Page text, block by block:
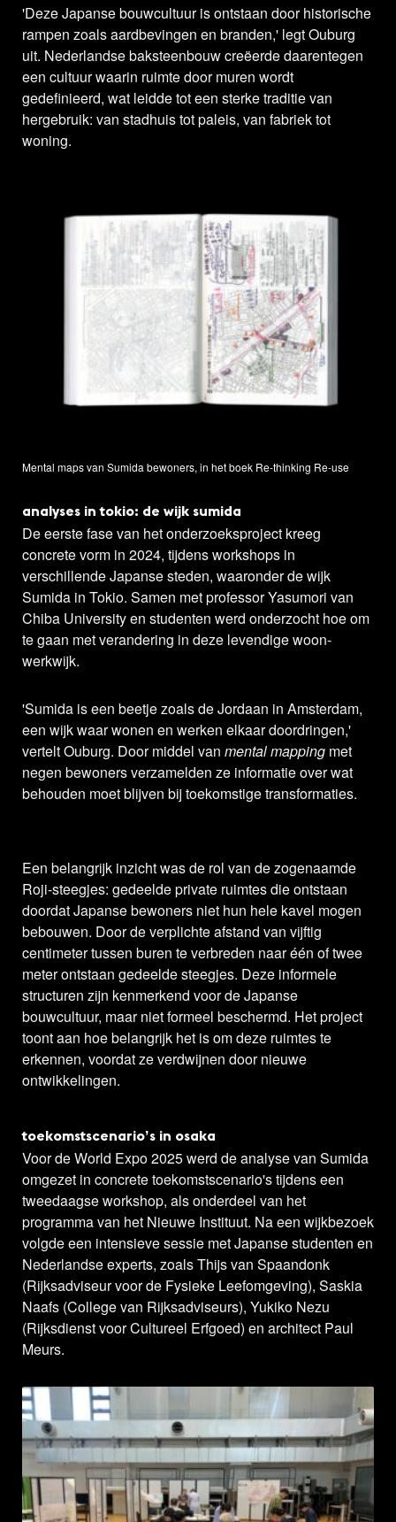
'Deze Japanse bouwcultuur is ontstaan door historische
rampen zoals aardbevingen en branden,' legt Ouburg
uit. Nederlandse baksteenbouw creëerde daarentegen
een cultuur waarin ruimte door muren wordt
gedefinieerd, wat leidde tot een sterke traditie van
hergebruik: van stadhuis tot paleis, van fabriek tot
woning.
Mental maps van Sumida bewoners, in het boek Re-thinking Re-use
analyses in tokio: de wijk sumida
De eerste fase van het onderzoeksproject kreeg
concrete vorm in 2024, tijdens workshops in
verschillende Japanse steden, waaronder de wijk
Sumida in Tokio. Samen met professor Yasumori van
Chiba University en studenten werd onderzocht hoe om
te gaan met verandering in deze levendige woon-
werkwijk.
'Sumida is een beetje zoals de Jordaan in Amsterdam,
een wijk waar wonen en werken elkaar doordringen,'
vertelt Ouburg. Door middel van mental mapping met
negen bewoners verzamelden ze informatie over wat
behouden moet blijven bij toekomstige transformaties.
Een belangrijk inzicht was de rol van de zogenaamde
Roji-steegjes: gedeelde private ruimtes die ontstaan
doordat Japanse bewoners niet hun hele kavel mogen
bebouwen. Door de verplichte afstand van vijftig
centimeter tussen buren te verbreden naar één of twee
meter ontstaan gedeelde steegjes. Deze informele
structuren zijn kenmerkend voor de Japanse
bouwcultuur, maar niet formeel beschermd. Het project
toont aan hoe belangrijk het is om deze ruimtes te
erkennen, voordat ze verdwijnen door nieuwe
ontwikkelingen.
toekomstscenario’s in osaka
Voor de World Expo 2025 werd de analyse van Sumida
omgezet in concrete toekomstscenario's tijdens een
tweedaagse workshop, als onderdeel van het
programma van het Nieuwe Instituut. Na een wijkbezoek
volgde een intensieve sessie met Japanse studenten en
Nederlandse experts, zoals Thijs van Spaandonk
(Rijksadviseur voor de Fysieke Leefomgeving), Saskia
Naafs (College van Rijksadviseurs), Yukiko Nezu
(Rijksdienst voor Cultureel Erfgoed) en architect Paul
Meurs.